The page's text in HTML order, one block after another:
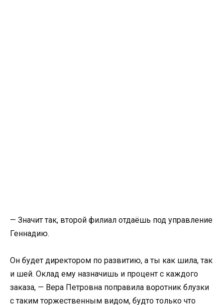
— Значит так, второй филиал отдаёшь под управление
Геннадию.
Он будет директором по развитию, а ты как шила, так
и шей. Оклад ему назначишь и процент с каждого
заказа, — Вера Петровна поправила воротник блузки
с таким торжественным видом, будто только что